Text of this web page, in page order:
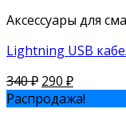
Аксессуары для
Lightning USB
340₽ 290 ₽
Распродажа!